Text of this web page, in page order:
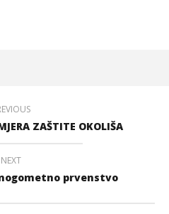
ZAŠTITE OKOLIŠA
NEXT
prvenstvo